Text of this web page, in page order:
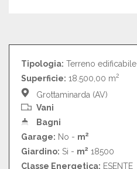
Tipologia: Terreno edificabile
Superficie: 18.500,00 m2
Grottaminarda (AV)
Vani
Bagni
Garage: No - m2
Giardino: Si - m2 18500
Classe Energetica: ESENTE